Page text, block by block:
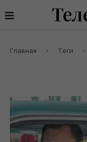
Главная Теги